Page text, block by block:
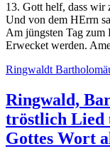
13. Gott helf, dass wir
Und von dem HErrn
Am jüngsten Tag zum
Erwecket werden.
Ringwaldt
Ringwald,
tröstlich Lied
Gottes Wort